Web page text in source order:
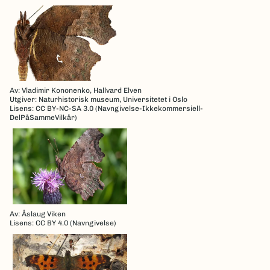
Av: Vladimir Kononenko, Hallvard Elven
Utgiver: Naturhistorisk museum, Universitetet i Oslo
Lisens: CC BY-NC-SA 3.0 (Navngivelse-Ikkekommersiell-
DelPåSammeVilkår)
Av: Åslaug Viken
Lisens: CC BY 4.0 (Navngivelse)